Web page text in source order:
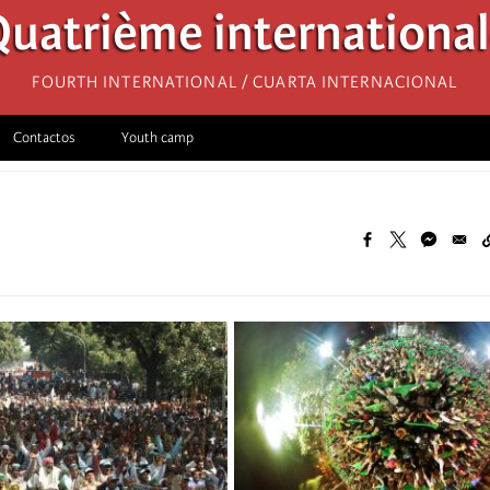
Fourth International / Cuarta Internacional
Contactos Youth camp